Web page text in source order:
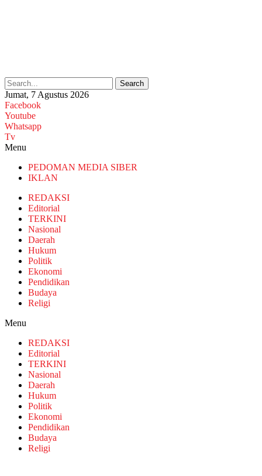
Search
Jumat, 7 Agustus 2026
Facebook
Youtube
Whatsapp
Tv
Menu
PEDOMAN MEDIA SIBER
IKLAN
REDAKSI
Editorial
TERKINI
Nasional
Daerah
Hukum
Politik
Ekonomi
Pendidikan
Budaya
Religi
Menu
REDAKSI
Editorial
TERKINI
Nasional
Daerah
Hukum
Politik
Ekonomi
Pendidikan
Budaya
Religi